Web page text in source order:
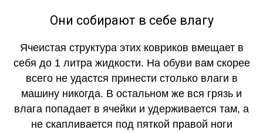
Они собирают в себе влагу
Ячеистая структура этих ковриков вмещает в
себя до 1 литра жидкости. На обуви вам скорее
всего не удастся принести столько влаги в
машину никогда. В остальном же вся грязь и
влага попадает в ячейки и удерживается там, а
не скапливается под пяткой правой ноги